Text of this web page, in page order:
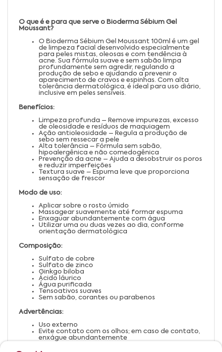
O que é e para que serve o Bioderma Sébium Gel
Moussant?
O Bioderma Sébium Gel Moussant 100ml é um gel
de limpeza facial desenvolvido especialmente
para peles mistas, oleosas e com tendência à
acne. Sua fórmula suave e sem sabão limpa
profundamente sem agredir, regulando a
produção de sebo e ajudando a prevenir o
aparecimento de cravos e espinhas. Com alta
tolerância dermatológica, é ideal para uso diário,
inclusive em peles sensíveis.
Benefícios:
Limpeza profunda – Remove impurezas, excesso
de oleosidade e resíduos de maquiagem
Ação antioleosidade – Regula a produção de
sebo sem ressecar a pele
Alta tolerância – Fórmula sem sabão,
hipoalergênica e não comedogênica
Prevenção da acne – Ajuda a desobstruir os poros
e reduzir imperfeições
Textura suave – Espuma leve que proporciona
sensação de frescor
Modo de uso:
Aplicar sobre o rosto úmido
Massagear suavemente até formar espuma
Enxaguar abundantemente com água
Utilizar uma ou duas vezes ao dia, conforme
orientação dermatológica
Composição:
Sulfato de cobre
Sulfato de zinco
Ginkgo biloba
Ácido láurico
Água purificada
Tensoativos suaves
Sem sabão, corantes ou parabenos
Advertências:
Uso externo
Evite contato com os olhos; em caso de contato,
enxágue abundantemente
sensibilidade